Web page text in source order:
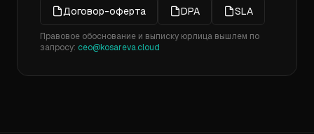
Договор-оферта DPA SLA
Правовое обоснование и выписку юрлица вышлем по
запросу: ceo@kosareva.cloud